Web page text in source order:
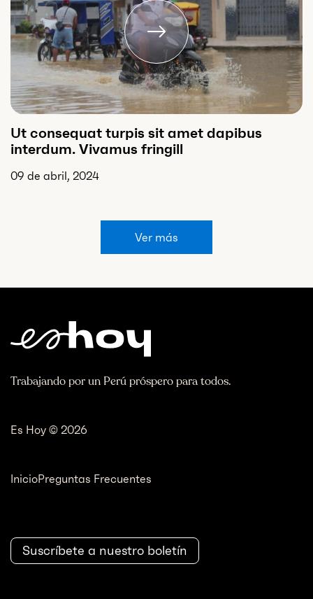
Ut consequat turpis sit amet dapibus
interdum. Vivamus fringill
09 de abril, 2024
Ver más
Trabajando por un Perú próspero para todos.
Es Hoy © 2026
InicioPreguntas Frecuentes
Suscríbete a nuestro boletín